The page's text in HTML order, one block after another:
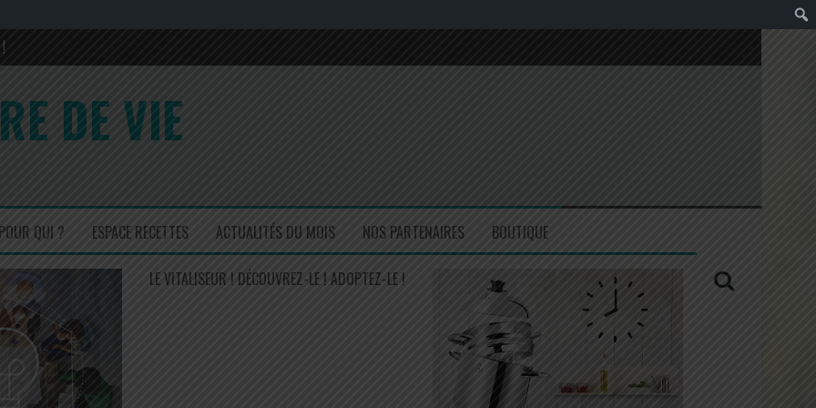
sa composition en 2017 et 2022
DE VIE
POUR QUI ? ESPACE RECETTES ACTUALITÉS DU MOIS NOS PARTENAIRES BOUTIQUE
LE VITALISEUR ! DÉCOUVREZ-LE ! ADOPTEZ-LE !